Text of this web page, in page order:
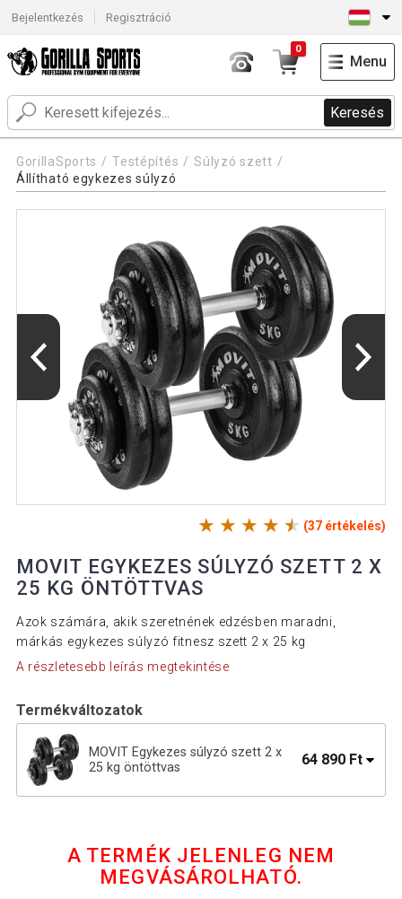
Bejelentkezés Regisztráció
Keresés
0
Menu
GorillaSports Testépítés
Súlyzó szett
Állítható egykezes súlyzó
(37 értékelés)
MOVIT EGYKEZES SÚLYZÓ SZETT 2 X
25 KG ÖNTÖTTVAS
Azok számára, akik szeretnének edzésben maradni,
márkás egykezes súlyzó fitnesz szett 2 x 25 kg
A részletesebb leírás megtekintése
Termékváltozatok
MOVIT Egykezes súlyzó szett 2 x
25 kg öntöttvas
64 890 Ft
MOVIT Egykezes súlyzó szett 2 x 20
A TERMÉK JELENLEG NEM
MEGVÁSÁROLHATÓ.